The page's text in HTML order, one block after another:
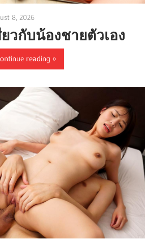
8, 2026admin
ยวกับน้องชายตัวเอง
reading